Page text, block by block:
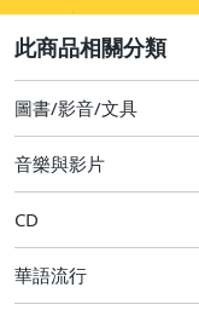
其它
圖書/影音/文具
音樂與影片
CD
華語流行